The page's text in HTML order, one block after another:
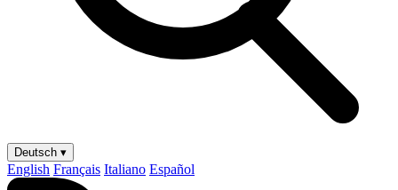
Deutsch ▾
English Français Italiano Español